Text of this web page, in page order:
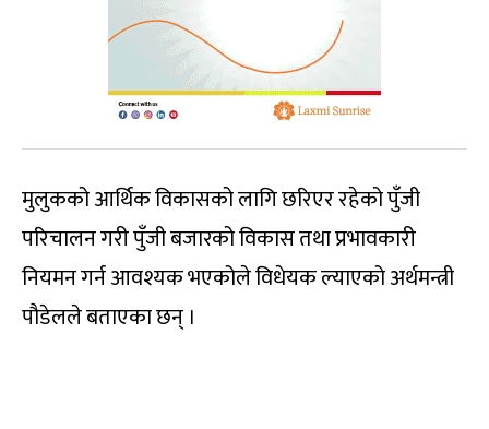
मुलुकको आर्थिक विकासको लागि छरिएर रहेको पुँजी
परिचालन गरी पुँजी बजारको विकास तथा प्रभावकारी
नियमन गर्न आवश्यक भएकोले विधेयक ल्याएको अर्थमन्त्री
पौडेलले बताएका छन् ।